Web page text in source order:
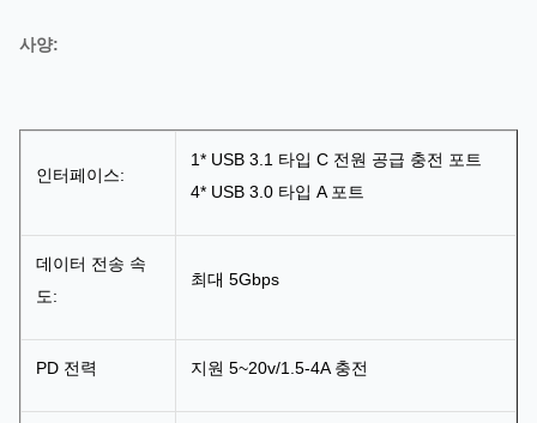
사양:
인터페이스:
1* USB 3.1 타입 C 전원 공급 충전 포트
4* USB 3.0 타입 A 포트
데이터 전송 속
도:
최대 5Gbps
PD 전력 지원 5~20v/1.5-4A 충전